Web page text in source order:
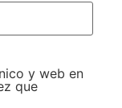
y web en
que